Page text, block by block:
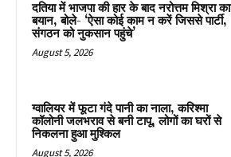
दतिया में भाजपा की हार के बाद नरोत्तम मिश्रा का
बयान, बोले- ‘ऐसा कोई काम न करें जिससे पार्टी,
संगठन को नुकसान पहुंचे’
August 5, 2026
ग्वालियर में फूटा गंदे पानी का नाला, करिश्मा
कॉलोनी जलभराव से बनी टापू, लोगों का घरों से
निकलना हुआ मुश्किल
August 5, 2026